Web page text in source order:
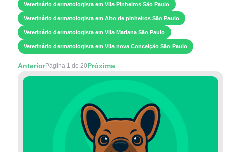
Veterinário dermatologista em Vila Pinheiros São Paulo
Veterinário dermatologista em Alto de pinheiros São Paulo
Veterinário dermatologista em Vila Mariana São Paulo
Veterinário dermatologista em Vila nova Conceição São Paulo
AnteriorPágina 1 de 20Próxima